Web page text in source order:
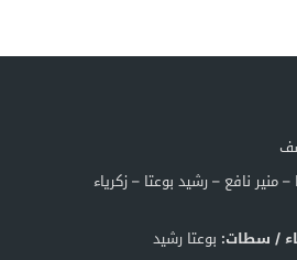
منير نافع – رشيد بوعتا – زكرياء
/ سطات: بوعتا رشيد